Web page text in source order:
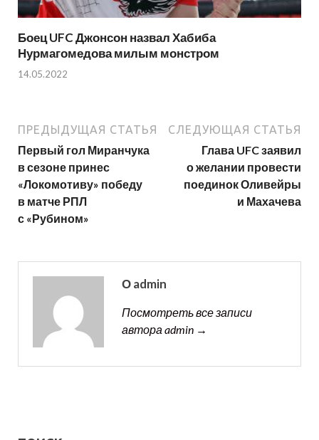
Боец UFC Джонсон назвал Хабиба
Нурмагомедова милым монстром
14.05.2022
ПРЕДЫДУЩАЯ СТАТЬЯ
Первый гол Миранчука
в сезоне принес
«Локомотиву» победу
в матче РПЛ
с «Рубином»
СЛЕДУЮЩАЯ СТАТЬЯ
Глава UFC заявил
о желании провести
поединок Оливейры
и Махачева
О admin
Посмотреть все записи
автора admin →